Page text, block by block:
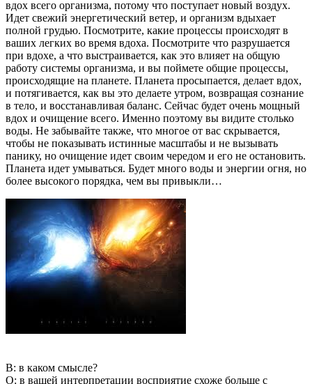
вдох всего организма, потому что поступает новый воздух.
Идет свежий энергетический ветер, и организм вдыхает
полной грудью. Посмотрите, какие процессы происходят в
ваших легких во время вдоха. Посмотрите что разрушается
при вдохе, а что выстраивается, как это влияет на общую
работу системы организма, и вы поймете общие процессы,
происходящие на планете. Планета просыпается, делает вдох,
и потягивается, как вы это делаете утром, возвращая сознание
в тело, и восстанавливая баланс. Сейчас будет очень мощный
вдох и очищение всего. Именно поэтому вы видите столько
воды. Не забывайте также, что многое от вас скрывается,
чтобы не показывать истинные масштабы и не вызывать
панику, но очищение идет своим чередом и его не остановить.
Планета идет умываться. Будет много воды и энергии огня, но
более высокого порядка, чем вы привыкли…
В: в каком смысле?
О: в вашей интерпретации восприятие схоже больше с